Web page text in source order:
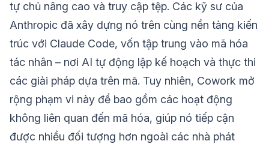
tự chủ nâng cao và truy cập tệp. Các kỹ sư của
Anthropic đã xây dựng nó trên cùng nền tảng kiến
trúc với Claude Code, vốn tập trung vào mã hóa
tác nhân – nơi AI tự động lập kế hoạch và thực thi
các giải pháp dựa trên mã. Tuy nhiên, Cowork mở
rộng phạm vi này để bao gồm các hoạt động
không liên quan đến mã hóa, giúp nó tiếp cận
được nhiều đối tượng hơn ngoài các nhà phát